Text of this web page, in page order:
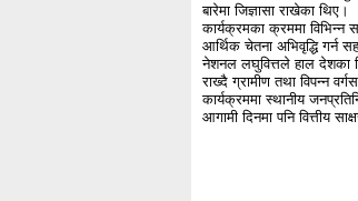
बारेमा जिज्ञासा राखेका थिए।
कार्यक्रमका क्रममा
आर्थिक चेतना अभिवृद्धि गर्न
नेशनल लघुवित्तले हाल देशका
राख्दै ग्रामीण तथा विपन्न
कार्यक्रममा स्थानीय
आगामी दिनमा पनि वित्तीय